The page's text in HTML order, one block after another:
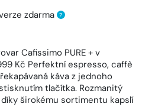
zdarma ?
Cafissimo PURE + v
Kč Perfektní espresso, caffè
káva z jednoho
tlačítka. Rozmanitý
širokému sortimentu kapslí